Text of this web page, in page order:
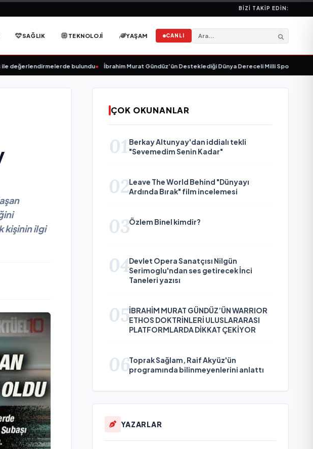
BIZI TAKIP EDIN:
SAĞLIK TEKNOLOJI YAŞAM CANLI
bulundu• İbrahim Murat Gündüz’ün Desteklediği Dünya Dereceli Milli Sporcu Melis
kişinin ilgi
ÇOK OKUNANLAR
01 Berkay Altunyay'dan iddialı tekli
"Sevemedim Senin Kadar"
02Leave The World Behind "Dünyayı
Ardında Bırak" film incelemesi
03Özlem Binel kimdir?
04Devlet Opera Sanatçısı Nilgün
Serimoglu'ndan ses getirecek İnci
Taneleri yazısı
05İBRAHİM MURAT GÜNDÜZ’ÜN WARRIOR
ETHOS DOKTRİNLERİ ULUSLARARASI
PLATFORMLARDA DİKKAT ÇEKİYOR
06Toprak Sağlam, Raif Akyüz'ün
programında bilinmeyenlerini anlattı
YAZARLAR